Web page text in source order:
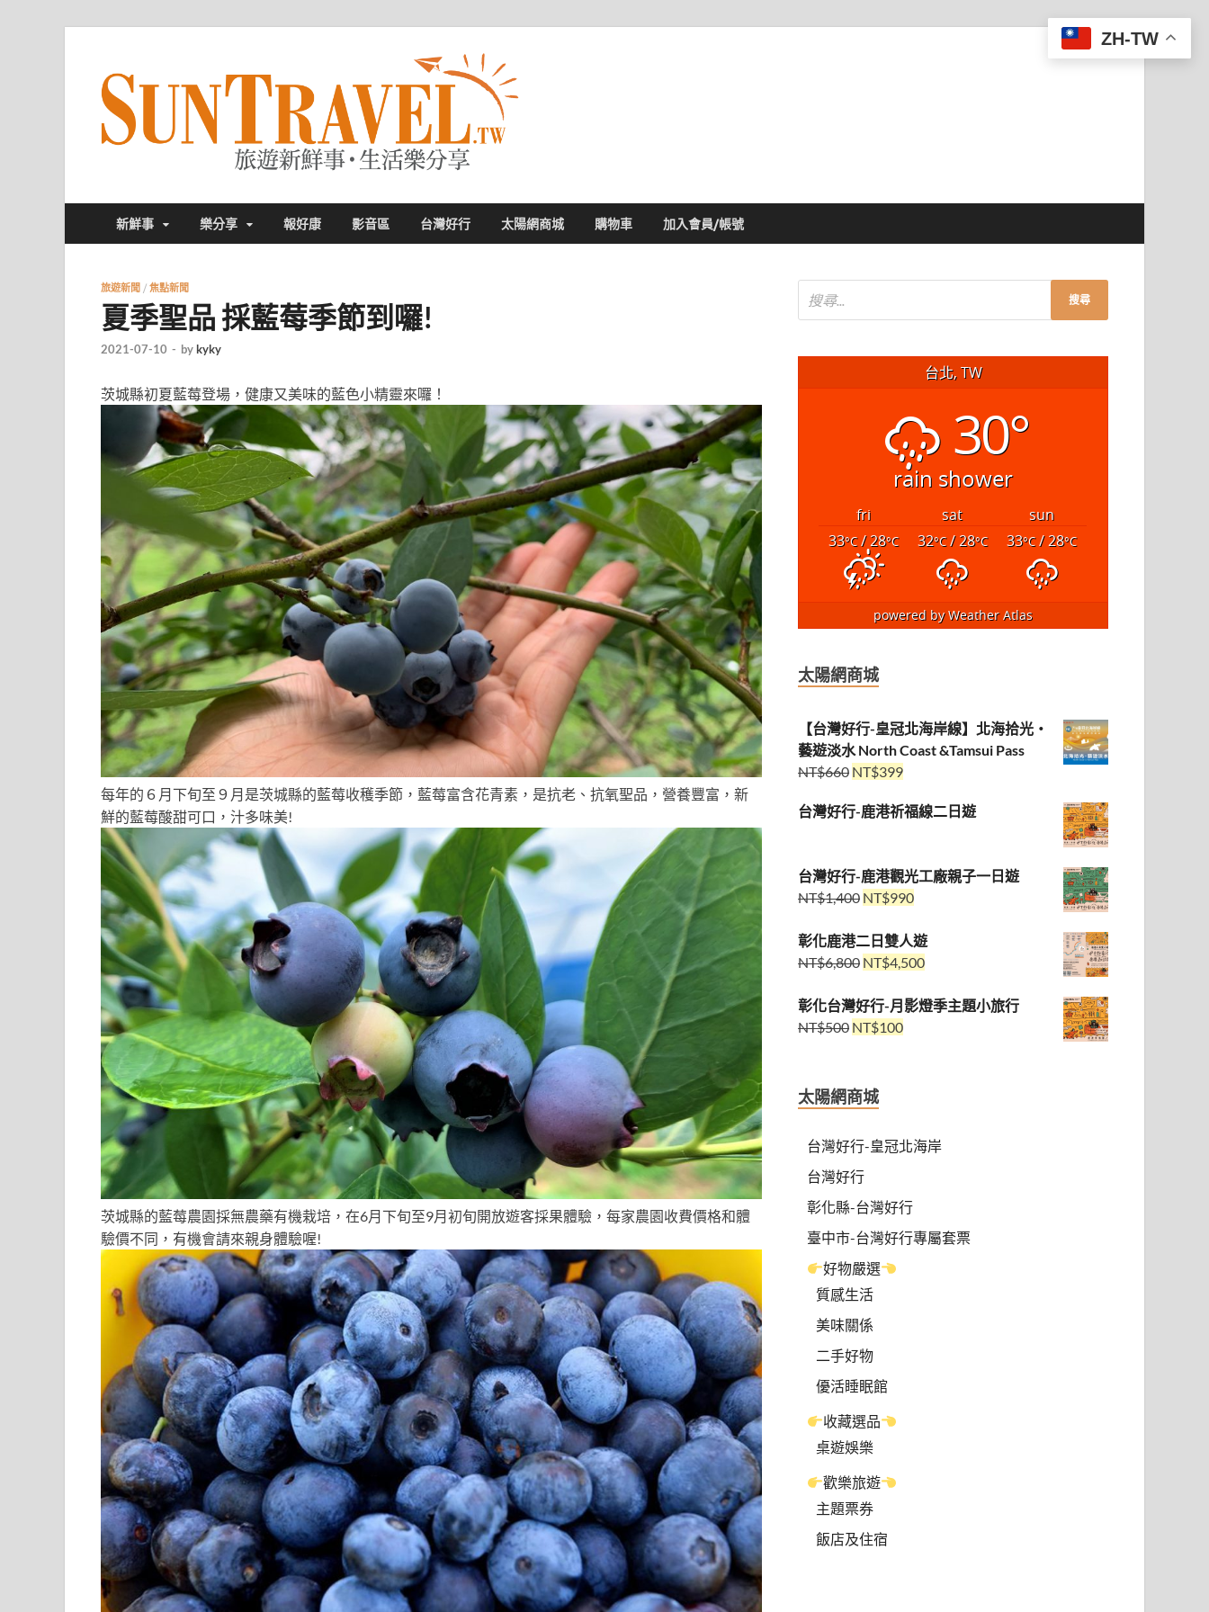
新鮮事 樂分享 報好康 影音區 台灣好行 太陽網商城 購物車 加入會員/帳號
旅遊新聞 / 焦點新聞
夏季聖品 採藍莓季節到囉!
2021-07-10 - bykyky
茨城縣初夏藍莓登場，健康又美味的藍色小精靈來囉！
每年的６月下旬至９月是茨城縣的藍莓收穫季節，藍莓富含花青素，是抗老、抗氧聖品，營養豐富，新
鮮的藍莓酸甜可口，汁多味美!
茨城縣的藍莓農園採無農藥有機栽培，在6月下旬至9月初旬開放遊客採果體驗，每家農園收費價格和體
驗價不同，有機會請來親身體驗喔!
台北, TW
30°
rain shower
fri sat
sun
33°C/ 28°C 32°C/ 28°C 33°C/ 28°C
powered byWeather Atlas
太陽網商城
【台灣好行-皇冠北海岸線】北海拾光・
藝遊淡水 North Coast &Tamsui Pass
NT$660 NT$399
台灣好行-鹿港祈福線二日遊
台灣好行-鹿港觀光工廠親子一日遊
NT$1,400 NT$990
彰化鹿港二日雙人遊
NT$6,800 NT$4,500
彰化台灣好行-月影燈季主題小旅行
NT$500 NT$100
太陽網商城
台灣好行-皇冠北海岸
台灣好行
彰化縣-台灣好行
臺中市-台灣好行專屬套票
好物嚴選
質感生活
美味關係
二手好物
優活睡眠館
收藏選品
桌遊娛樂
歡樂旅遊
主題票券
飯店及住宿
ZH-TW